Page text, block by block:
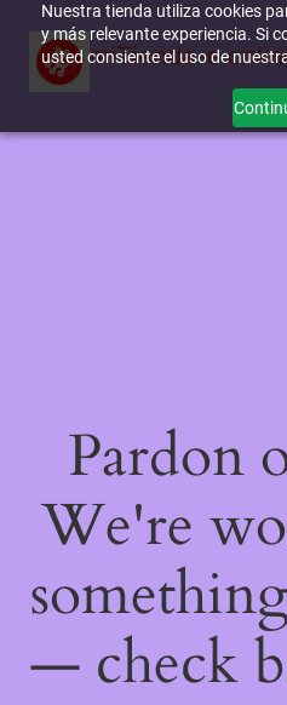
Nuestra tienda utiliza cookies
y más relevante experiencia. Si
usted consiente el uso de
miTienda-
Pardon
We're
— check